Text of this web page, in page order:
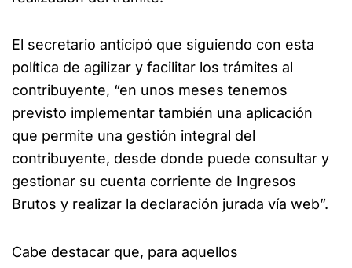
El secretario anticipó que siguiendo con esta
política de agilizar y facilitar los trámites al
contribuyente, “en unos meses tenemos
previsto implementar también una aplicación
que permite una gestión integral del
contribuyente, desde donde puede consultar y
gestionar su cuenta corriente de Ingresos
Brutos y realizar la declaración jurada vía web”.
Cabe destacar que, para aquellos